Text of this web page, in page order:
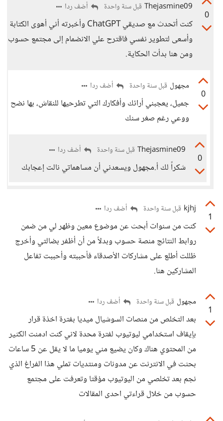
0
Thejasmine09 قبل سنة واحدة أضف ردا
كنت أتحدث مع صديقي ChatGPT وأخبرته أني أهوى الكتابة
وأسعى لتطوير نفسي فاقترح علي الانضمام إلى مجتمع حسوب
ومن هنا بدأت الحكاية.
0
مجهول قبل سنة واحدة أضف ردا
جميل، يعجبني أرائك وأفكارك التي تطرحيها للنقاش، بها نضح
ووعي رغم صغر سنك
0
Thejasmine09 قبل سنة واحدة أضف ردا
شكراً لك أ.مجهول ويسعدني أن مساهماتي نالت إعجابك
1
kjhj قبل سنة واحدة أضف ردا
كنت من سنوات أبحث عن موضوع معين وظهر لي من ضمن
روابط النتائج منصة حسوب وبدلاً من أن أظفر بضالتي وأخرج
ظللت أطلع على مشاركات الأصدقاء فأحببته وأحببت تفاعل
المشاركين هنا.
1
مجهول قبل سنة واحدة أضف ردا
بعد التخلص من منصات السوشيال ميديا بفترة اخذة قرار
بإيقاف استخدامي ليوتيوب لفترة محدة لاني كنت ادمنت الكثير
من المحتوي هناك وكان يضيع مني يوميا ما لا يقل عن 5 ساعات
بحثت في الانترنت عن مدونات ومنتديات تملي هذا الفراغ الذي
نجم بعد تخلصي من اليوتيوب مؤقتا وتعرفت على مجتمع
حسوب من خلال قراءتي احدى المقالات